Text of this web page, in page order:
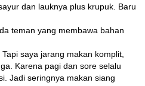
dan lauknya plus krupuk. Baru
teman yang membawa bahan
saya jarang makan komplit,
Karena pagi dan sore selalu
Jadi seringnya makan siang